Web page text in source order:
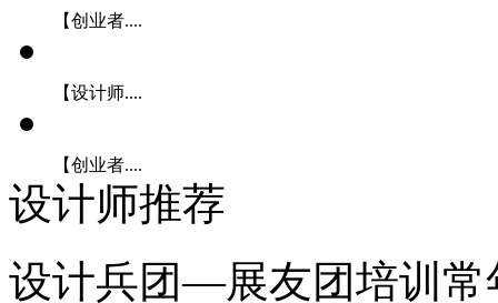
【创业者....
【设计师....
【创业者....
设计师推荐
设计兵团—展友团培训常